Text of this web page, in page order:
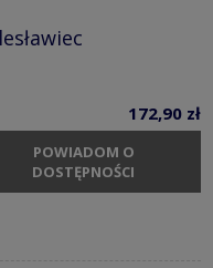
172,90 zł
POWIADOM O
DOSTĘPNOŚCI